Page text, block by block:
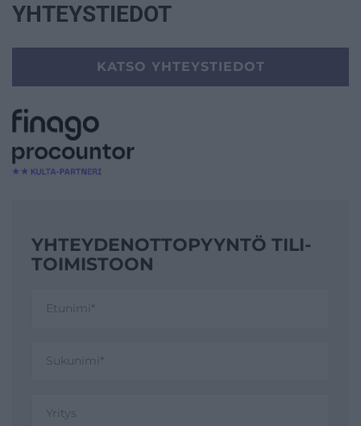
YHTEYSTIEDOT
KATSO YHTEYSTIEDOT
YHTEYDENOTTO­PYYNTÖ TILI­
TOIMISTOON